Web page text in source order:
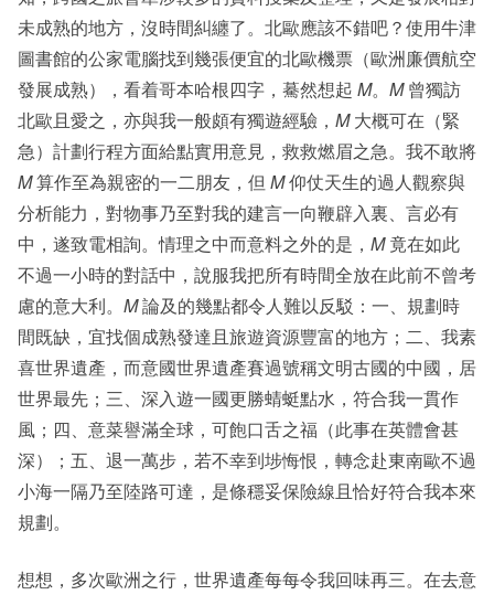
未成熟的地方，沒時間糾纏了。北歐應該不錯吧？使用牛津
圖書館的公家電腦找到幾張便宜的北歐機票（歐洲廉價航空
發展成熟），看着哥本哈根四字，驀然想起 M。 M曾獨訪
北歐且愛之，亦與我一般頗有獨遊經驗， M大概可在（緊
急）計劃行程方面給點實用意見，救救燃眉之急。我不敢將
M算作至為親密的一二朋友，但 M仰仗天生的過人觀察與
分析能力，對物事乃至對我的建言一向鞭辟入裏、言必有
中，遂致電相詢。情理之中而意料之外的是， M竟在如此
不過一小時的對話中，說服我把所有時間全放在此前不曾考
慮的意大利。 M論及的幾點都令人難以反駁：一、規劃時
間既缺，宜找個成熟發達且旅遊資源豐富的地方；二、我素
喜世界遺產，而意國世界遺產賽過號稱文明古國的中國，居
世界最先；三、深入遊一國更勝蜻蜓點水，符合我一貫作
風；四、意菜譽滿全球，可飽口舌之福（此事在英體會甚
深）；五、退一萬步，若不幸到埗悔恨，轉念赴東南歐不過
小海一隔乃至陸路可達，是條穩妥保險線且恰好符合我本來
規劃。
想想，多次歐洲之行，世界遺產每每令我回味再三。在去意